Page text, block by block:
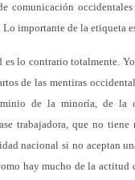
comunicación
importante de la etiqueta
es lo contrario totalmente.
de las mentiras
de la minoría, de
trabajadora, que no
nacional si no aceptan
hay mucho de la actitud